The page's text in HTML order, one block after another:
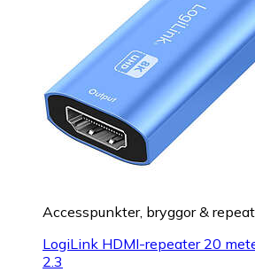
Accesspunkter, bryggor &
LogiLink HDMI-repeater 20
2.3